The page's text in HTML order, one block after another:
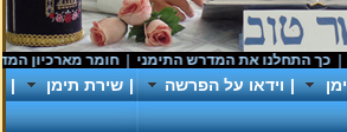
התחלנו את המדרש התימני|חומר מארכיון המדינה|
| וידאו על הפרשה | שירת תימן |